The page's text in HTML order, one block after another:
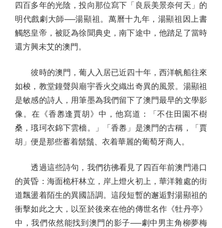
四百多年的光陰，投向那位寫下「良辰美景奈何天」的
明代戲劇大師──湯顯祖。萬曆十九年，湯顯祖因上書
觸怒皇帝，被貶為徐聞典史，南下途中，他踏足了當時
還方興未艾的澳門。
彼時的澳門，葡人入居已近四十年，西洋帆船往來
如梭，教堂鐘聲與廟宇香火交織出奇異的風景。湯顯祖
是敏感的詩人，用筆墨為我們留下了澳門最早的文學影
像。在《香嶴逢賈胡》中，他寫道：「不住田園不樹
桑，珴珂衣錦下雲檣。」「香嶴」是澳門的古稱，「賈
胡」便是那些蓄着鬍鬚、衣着華麗的葡萄牙商人。
透過這些詩句，我們彷彿看見了四百年前澳門港口
的黃昏：海面桅杆林立，岸上燈火初上，華洋雜處的街
道飄盪着陌生的異國語調。這段短暫的邂逅對湯顯祖的
衝擊如此之大，以至於後來在他的傳世名作《牡丹亭》
中，我們依然能找到澳門的影子──劇中男主角柳夢梅